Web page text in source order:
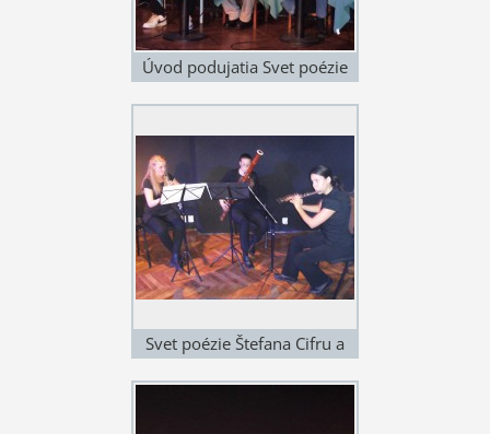
Úvod podujatia Svet poézie
Štefan Cifra a Boris Brendza.
V-Klub 9.10. 2015. Foto:
Margaréta Cifrová
Svet poézie Štefana Cifru a